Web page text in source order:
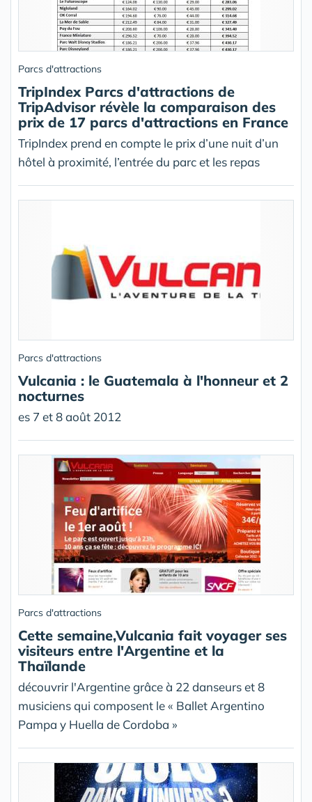
Parcs d'attractions
TripIndex Parcs d'attractions de
TripAdvisor révèle la comparaison des
prix de 17 parcs d'attractions en France
TripIndex prend en compte le prix d’une nuit d’un
hôtel à proximité, l’entrée du parc et les repas
Parcs d'attractions
Vulcania : le Guatemala à l'honneur et 2
nocturnes
es 7 et 8 août 2012
Parcs d'attractions
Cette semaine,Vulcania fait voyager ses
visiteurs entre l'Argentine et la
Thaïlande
découvrir l'Argentine grâce à 22 danseurs et 8
musiciens qui composent le « Ballet Argentino
Pampa y Huella de Cordoba »